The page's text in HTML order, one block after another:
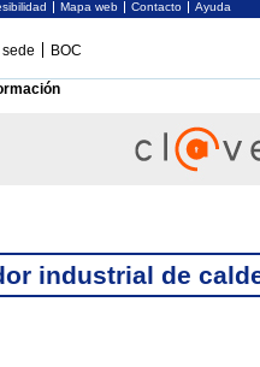
Mapa web Contacto Ayuda
sede BOC
industrial de